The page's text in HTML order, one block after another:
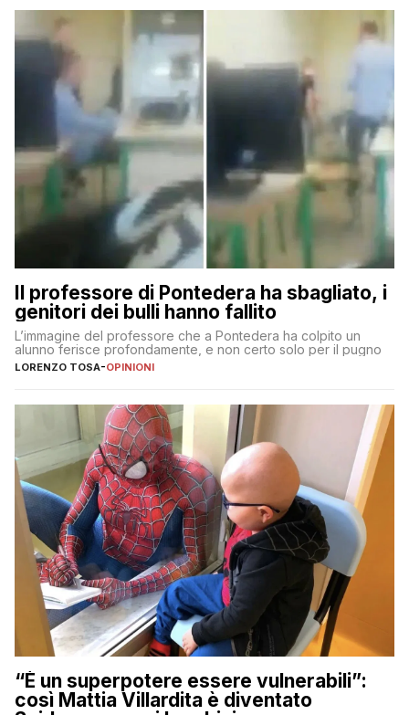
Il professore di Pontedera ha sbagliato, i
genitori dei bulli hanno fallito
L’immagine del professore che a Pontedera ha colpito un
alunno ferisce profondamente, e non certo solo per il pugno
LORENZO TOSA-OPINIONI
“È un superpotere essere vulnerabili”:
così Mattia Villardita è diventato